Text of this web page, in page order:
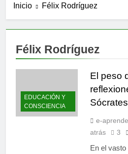
🌸 La
la
9 Meses
Las
cómo
10 Meses
en
Inicio Félix Rodríguez
Félix Rodríguez
EDUCACIÓN Y
CONSCIENCIA
El peso
e-
atrás
3
En el